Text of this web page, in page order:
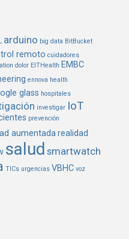
arduino big data BitBucket
remoto cuidadores
dolor EITHealth EMBC
ennova health
glass hospitales
investigar IoT
prevención
aumentadarealidad
salud smartwatch
TICs urgencias VBHC voz